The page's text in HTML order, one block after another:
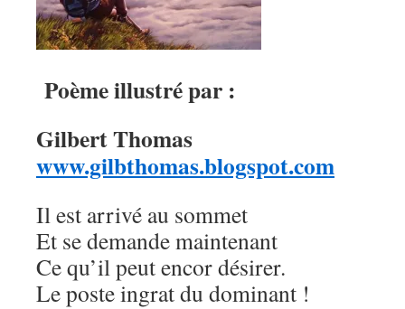
Poème illustré par :
Gilbert Thomas
www.gilbthomas.blogspot.com
Il est arrivé au sommet
Et se demande maintenant
Ce qu’il peut encor désirer.
Le poste ingrat du dominant !